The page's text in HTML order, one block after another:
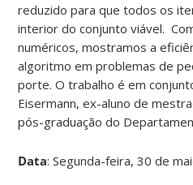
reduzido para que todos os
interior do conjunto viável.
numéricos, mostramos a
algoritmo em problemas de
porte. O trabalho é em
Eisermann, ex-aluno de
pós-graduação do
Data: Segunda-feira, 30 de